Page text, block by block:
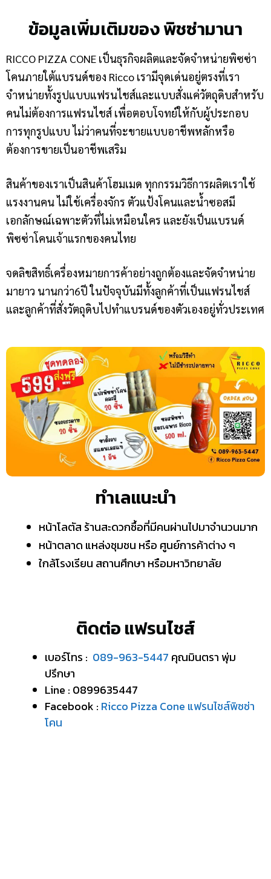
ข้อมูลเพิ่มเติมของ พิชซ่ามานา
RICCO PIZZA CONE เป็นธุรกิจผลิตและจัดจำหน่ายพิซซ่า
โคนภายใต้แบรนด์ของ Ricco เรามีจุดเด่นอยู่ตรงที่เรา
จำหน่ายทั้งรูปแบบแฟรนไชส์​และแบบสั่งแค่วัตถุดิบ​สำหรับ
คนไม่ต้องการแฟรนไชส์ เพื่อตอบโจทย์ให้กับผู้ประกอบ
การทุกรูปแบบ ไม่ว่าคนที่จะขายแบบอาชีพหลักหรือ
ต้องการขายเป็นอาชีพเสริม
สินค้าของเราเป็นสินค้าโฮมเมด ทุกกรรมวิธีการผลิตเราใช้
แรงงานคน ไม่ใช้เครื่องจักร ตัวแป้งโคนและน้ำซอสมี
เอกลักษณ์เฉพาะตัวที่ไม่เหมือนใคร และยังเป็นแบรนด์
พิซซ่าโคนเจ้าแรกของคนไทย
จดลิขสิทธิ์เครื่องหมายการค้าอย่างถูกต้องและจัดจำหน่าย
มายาว นานกว่า6ปี ในปัจจุบันมีทั้งลูกค้าที่เป็นแฟรนไชส์
และลูกค้าที่สั่งวัตถุดิบไปทำแบรนด์ของตัวเองอยู่ทั่วประเทศ
ทำเลแนะนำ
หน้าโลตัส ร้านสะดวกซื้อที่มีคนผ่านไปมาจำนวนมาก
หน้าตลาด แหล่งชุมชน หรือ ศูนย์การค้าต่าง ๆ
ใกล้โรงเรียน สถานศึกษา หรือมหาวิทยาลัย
ติดต่อ แฟรนไชส์
เบอร์โทร : 089-963-5447 คุณมินตรา พุ่ม
ปรึกษา
Line : 0899635447
Facebook : Ricco Pizza Cone แฟรนไชส์พิซซ่า
โคน